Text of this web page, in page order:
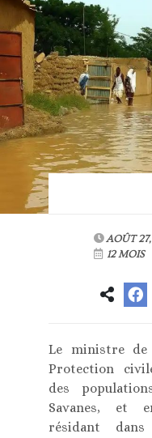
AOÛT
12 MOIS
Le ministre
Protection
des
Savanes, et
résidant